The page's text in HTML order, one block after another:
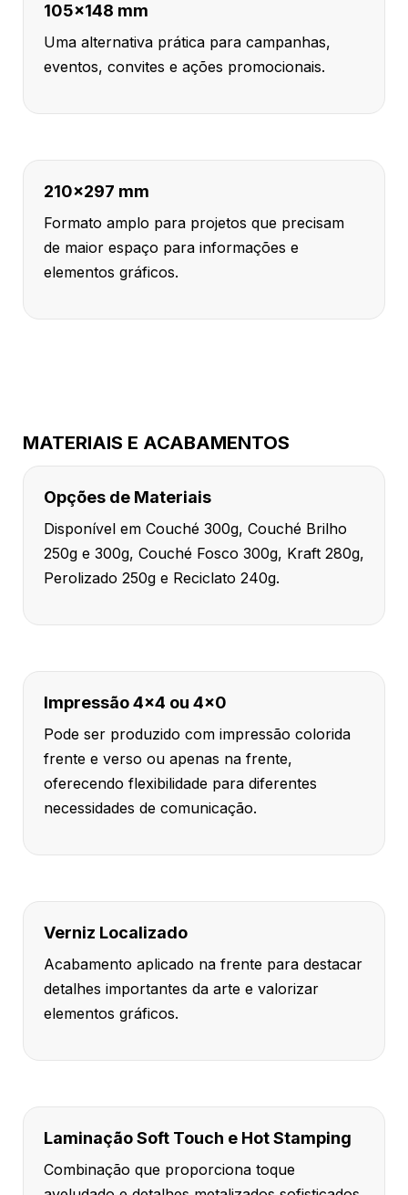
105x148 mm
Uma alternativa prática para campanhas,
eventos, convites e ações promocionais.
210x297 mm
Formato amplo para projetos que precisam
de maior espaço para informações e
elementos gráficos.
MATERIAIS E ACABAMENTOS
Opções de Materiais
Disponível em Couché 300g, Couché Brilho
250g e 300g, Couché Fosco 300g, Kraft 280g,
Perolizado 250g e Reciclato 240g.
Impressão 4x4 ou 4x0
Pode ser produzido com impressão colorida
frente e verso ou apenas na frente,
oferecendo flexibilidade para diferentes
necessidades de comunicação.
Verniz Localizado
Acabamento aplicado na frente para destacar
detalhes importantes da arte e valorizar
elementos gráficos.
Laminação Soft Touch e Hot Stamping
Combinação que proporciona toque